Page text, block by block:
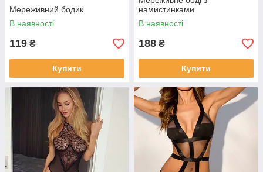
Мереживний бодик
В наявності
119 ₴
Купити
намистинками
В наявності
188 ₴
Купити